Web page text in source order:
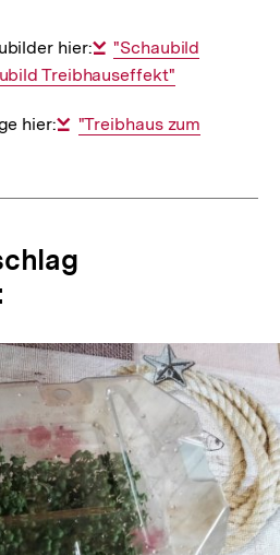
hier:
Interner
Link:
"Schaubild
Treibhauseffekt"
hier:
Interner
"Treibhaus zum